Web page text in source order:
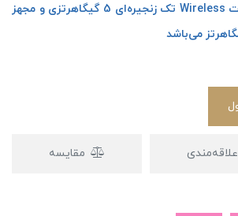
است که دارای یک کارت Wireless تک زنجیره‌ای 5 گیگاهرتزی و مجهز
مقایسه